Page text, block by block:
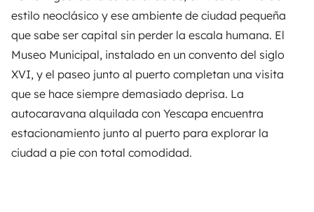
estilo neoclásico y ese ambiente de ciudad pequeña
que sabe ser capital sin perder la escala humana. El
Museo Municipal, instalado en un convento del siglo
XVI, y el paseo junto al puerto completan una visita
que se hace siempre demasiado deprisa. La
autocaravana alquilada con Yescapa encuentra
estacionamiento junto al puerto para explorar la
ciudad a pie con total comodidad.